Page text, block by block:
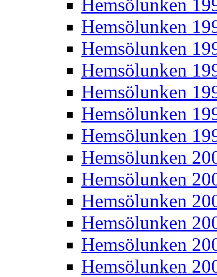
Hemsölunken
Hemsölunken
Hemsölunken
Hemsölunken
Hemsölunken
Hemsölunken
Hemsölunken
Hemsölunken
Hemsölunken
Hemsölunken
Hemsölunken
Hemsölunken
Hemsölunken